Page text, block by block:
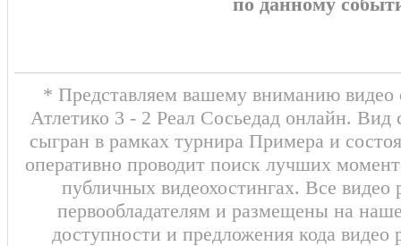
* Представляем вашему вниманию видео
Атлетико 3 - 2 Реал Сосьедад онлайн.
сыгран в рамках турнира Примера и
оперативно проводит поиск лучших
публичных видеохостингах. Все видео
первообладателям и размещены на
доступности и предложения кода видео